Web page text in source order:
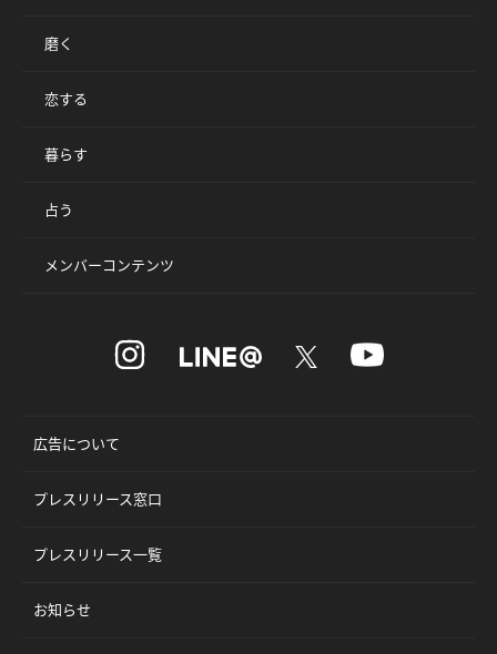
磨く
恋する
暮らす
占う
メンバーコンテンツ
広告について
プレスリリース窓口
プレスリリース一覧
お知らせ